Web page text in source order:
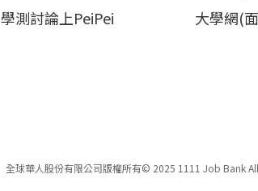
學測討論上PeiPei
大學網(
全球華人股份有限公司版權所有© 2025 1111 Job Bank